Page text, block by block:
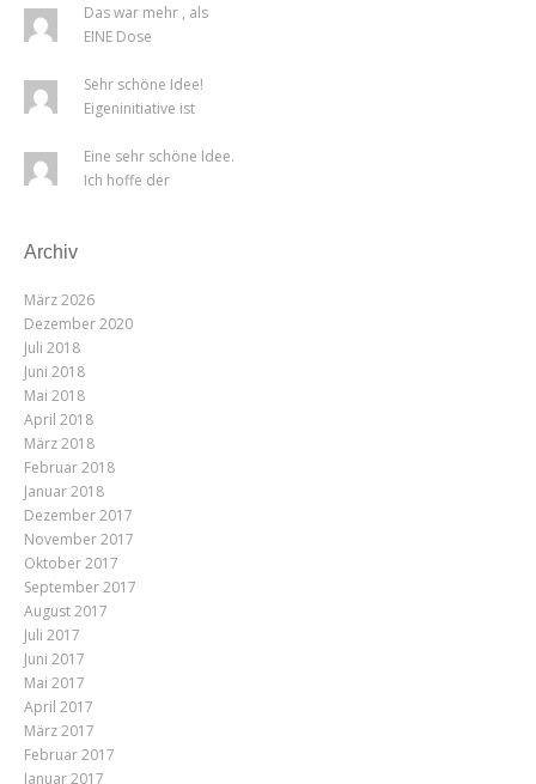
Das war mehr , als
EINE Dose
Sehr schöne Idee!
Eigeninitiative ist
Eine sehr schöne Idee.
Ich hoffe der
Archiv
März 2026
Dezember 2020
Juli 2018
Juni 2018
Mai 2018
April 2018
März 2018
Februar 2018
Januar 2018
Dezember 2017
November 2017
Oktober 2017
September 2017
August 2017
Juli 2017
Juni 2017
Mai 2017
April 2017
März 2017
Februar 2017
Januar 2017